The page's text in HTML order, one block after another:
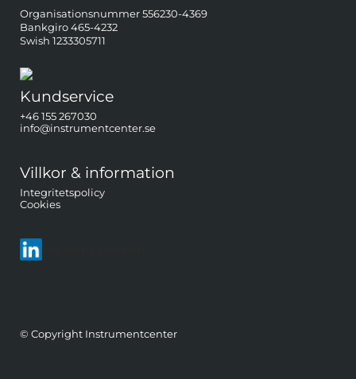
Organisationsnummer 556230-4369
Bankgiro 465-4232
Swish 1233305711
Kundservice
+46 155 267030
info@instrumentcenter.se
Villkor & information
Integritetspolicy
Cookies
© Copyright Instrumentcenter